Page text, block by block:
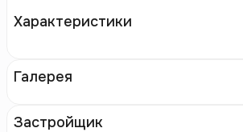
Характеристики
Галерея
Застройщик